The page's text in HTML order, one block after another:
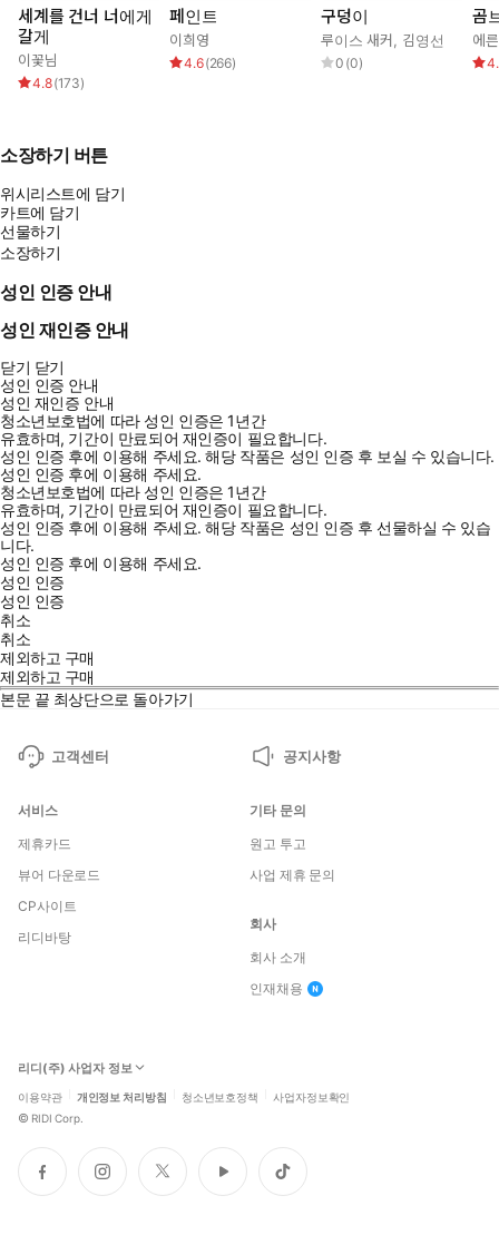
세계를 건너 너에게
갈게
이꽃님
4.8(173)
페인트
이희영
4.6(266)
구덩이
루이스 새커 김영선
0 (0)
곰
소장하기 버튼
위시리스트에 담기
카트에 담기
선물하기
소장하기
성인 인증 안내
성인 재인증 안내
닫기 닫기
성인 인증 안내
성인 재인증 안내
청소년보호법에 따라 성인 인증은 1년간
유효하며, 기간이 만료되어 재인증이 필요합니다.
성인 인증 후에 이용해 주세요.해당 작품은 성인 인증 후 보실 수 있습니다.
성인 인증 후에 이용해 주세요.
청소년보호법에 따라 성인 인증은 1년간
유효하며, 기간이 만료되어 재인증이 필요합니다.
성인 인증 후에 이용해 주세요.해당 작품은 성인 인증 후 선물하실 수 있습
니다.
성인 인증 후에 이용해 주세요.
성인 인증
성인 인증
취소
취소
제외하고 구매
제외하고 구매
본문 끝 최상단으로 돌아가기
고객센터 공지사항
서비스
제휴카드
뷰어 다운로드
CP사이트
리디바탕
기타 문의
원고 투고
사업 제휴 문의
회사
회사 소개
인재채용
리디(주) 사업자 정보
이용약관 개인정보 처리방침 청소년보호정책 사업자정보확인
© RIDI Corp.
페
이
인
스
트
위
유
튜
틱
톡